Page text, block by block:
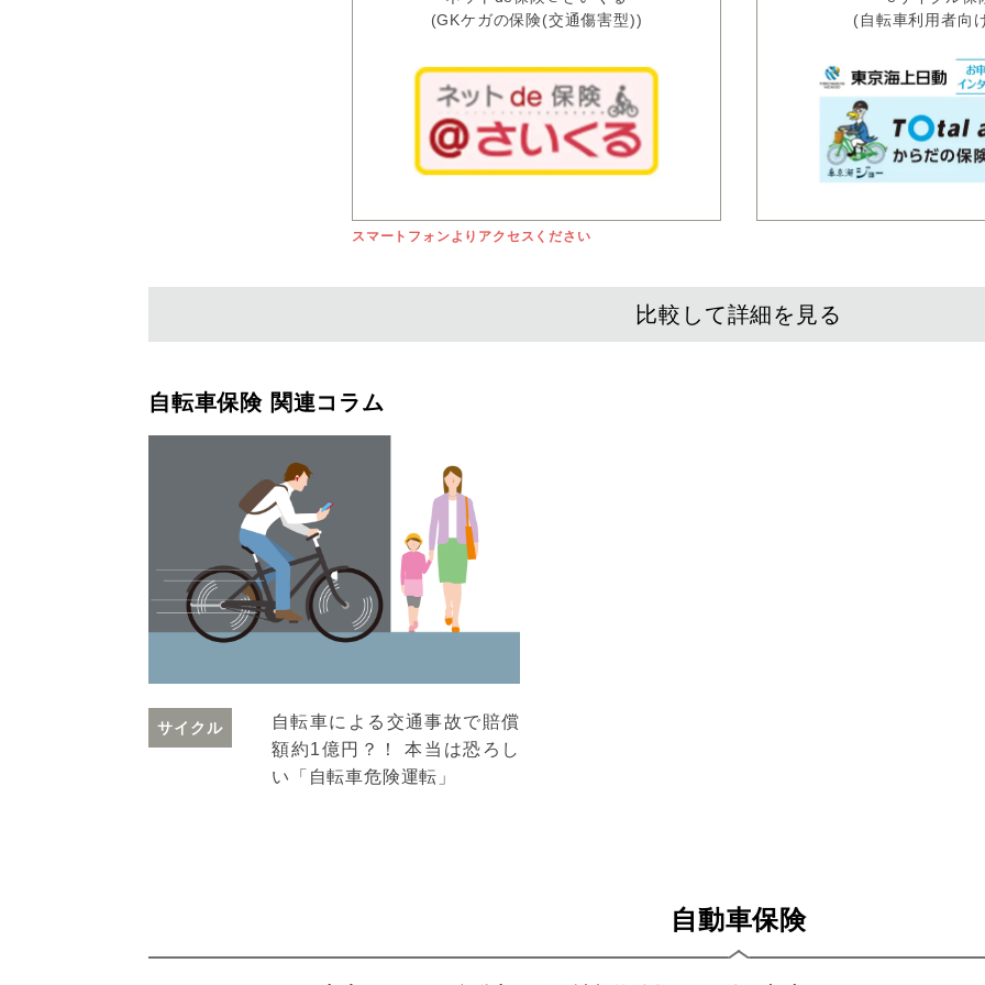
(GKケガの保険(交通傷害型))
スマートフォンよりアクセスください
(自転車利用者向
比較して詳細を見る
自転車保険 関連コラム
サイクル
自転車による交通事故で賠償
額約1億円？！ 本当は恐ろし
い「自転車危険運転」
自動車保険